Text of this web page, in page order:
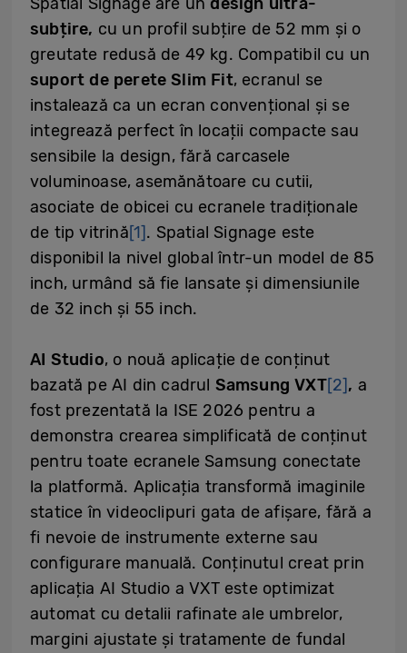
subțire, cu un profil subțire de 52 mm și o
greutate redusă de 49 kg. Compatibil cu un
suport de perete Slim Fit, ecranul se
instalează ca un ecran convențional și se
integrează perfect în locații compacte sau
sensibile la design, fără carcasele
voluminoase, asemănătoare cu cutii,
asociate de obicei cu ecranele tradiționale
de tip vitrină[1]. Spatial Signage este
disponibil la nivel global într-un model de 85
inch, urmând să fie lansate și dimensiunile
de 32 inch și 55 inch.
AI Studio, o nouă aplicație de conținut
bazată pe AI din cadrul Samsung VXT[2], a
fost prezentată la ISE 2026 pentru a
demonstra crearea simplificată de conținut
pentru toate ecranele Samsung conectate
la platformă. Aplicația transformă imaginile
statice în videoclipuri gata de afișare, fără a
fi nevoie de instrumente externe sau
configurare manuală. Conținutul creat prin
aplicația AI Studio a VXT este optimizat
automat cu detalii rafinate ale umbrelor,
margini ajustate și tratamente de fundal